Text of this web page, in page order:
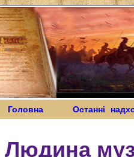
Головна Останні
Людина